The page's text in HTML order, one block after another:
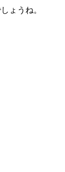
ょうね。